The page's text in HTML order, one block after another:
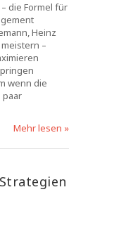
die Formel für
Heinz
–
wenn die
paar
Mehr lesen »